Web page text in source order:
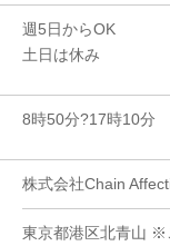
週5日からOK
土日は休み
8時50分?17時10分
株式会社Chain
東京都港区北青山 ※